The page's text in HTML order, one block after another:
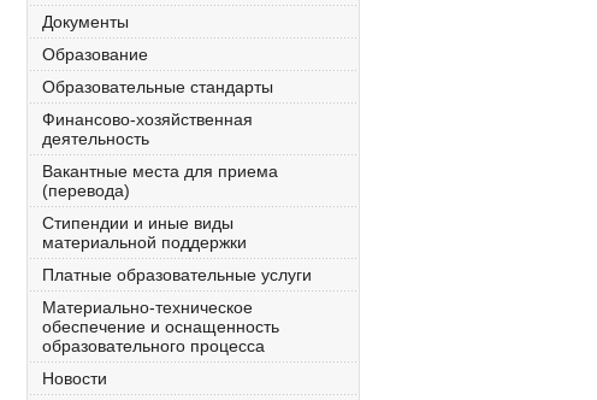
Документы
Образование
Образовательные стандарты
Финансово-хозяйственная
деятельность
Вакантные места для приема
(перевода)
Стипендии и иные виды
материальной поддержки
Платные образовательные услуги
Материально-техническое
обеспечение и оснащенность
образовательного процесса
Новости